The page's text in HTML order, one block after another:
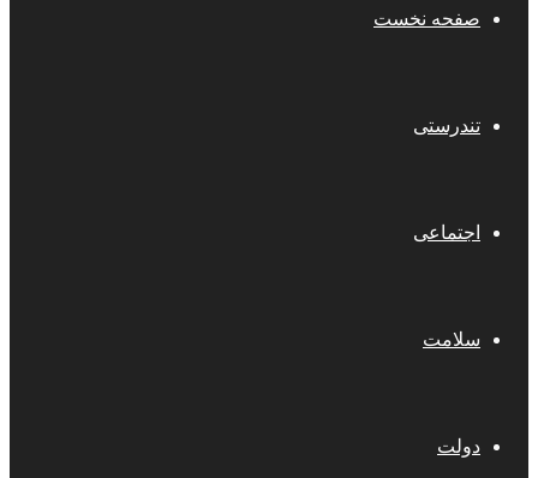
صفحه نخست
تندرستی
اجتماعی
سلامت
دولت